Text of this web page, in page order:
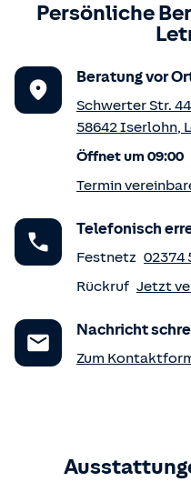
Persönliche
Beratung vor
Schwerter Str. 44
58642Iserlohn,
Öffnet um 09:00
Termin
Telefonisch
Festnetz 02374
Rückruf Jetzt
Nachricht
Zum